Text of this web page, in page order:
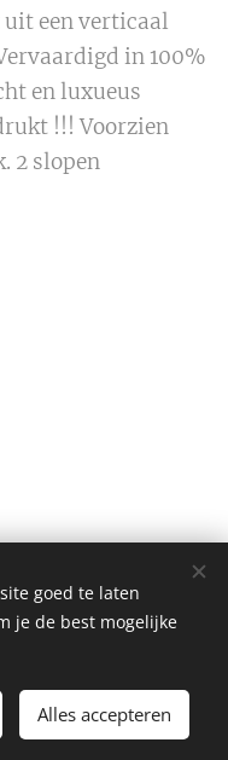
uit een verticaal
in 100%
en luxueus
!!! Voorzien
2 slopen
goed te laten
je de best mogelijke
Alles accepteren